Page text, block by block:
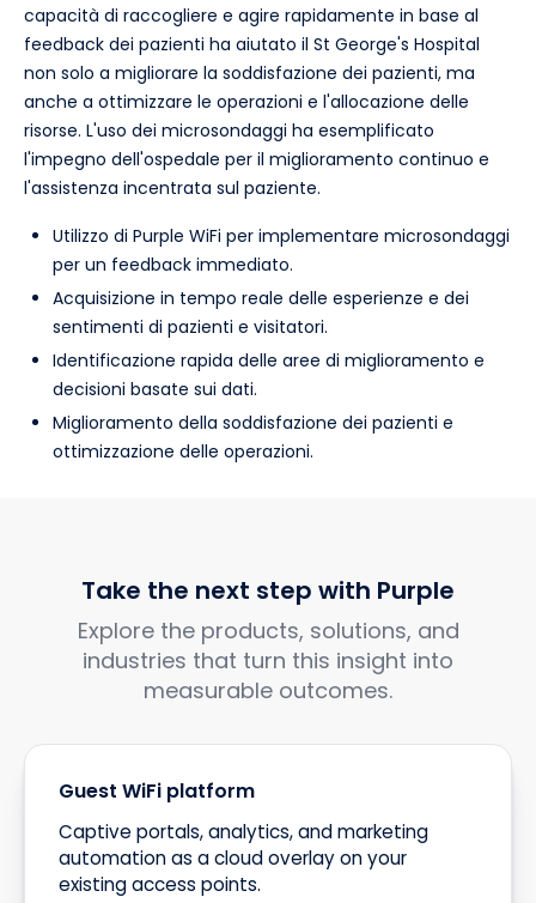
capacità di raccogliere e agire rapidamente in base al
feedback dei pazienti ha aiutato il St George's Hospital
non solo a migliorare la soddisfazione dei pazienti, ma
anche a ottimizzare le operazioni e l'allocazione delle
risorse. L'uso dei microsondaggi ha esemplificato
l'impegno dell'ospedale per il miglioramento continuo e
l'assistenza incentrata sul paziente.
Utilizzo di Purple WiFi per implementare microsondaggi
per un feedback immediato.
Acquisizione in tempo reale delle esperienze e dei
sentimenti di pazienti e visitatori.
Identificazione rapida delle aree di miglioramento e
decisioni basate sui dati.
Miglioramento della soddisfazione dei pazienti e
ottimizzazione delle operazioni.
Take the next step with Purple
Explore the products, solutions, and
industries that turn this insight into
measurable outcomes.
Guest WiFi platform
Captive portals, analytics, and marketing
automation as a cloud overlay on your
existing access points.